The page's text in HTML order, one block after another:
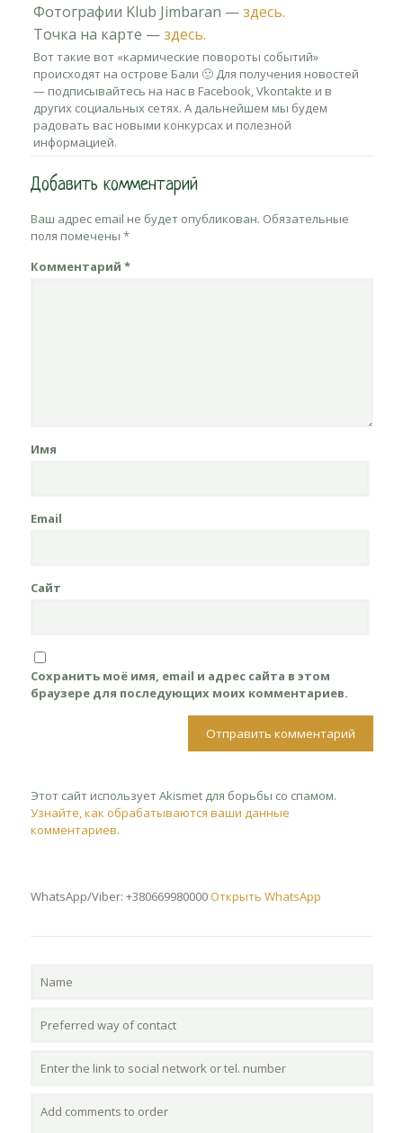
Фотографии Klub Jimbaran —здесь.
Точка на карте —здесь.
Вот такие вот «кармические повороты событий»
происходят на острове Бали 🙂 Для получения новостей
— подписывайтесь на нас в Facebook, Vkontakte и в
других социальных сетях. А дальнейшем мы будем
радовать вас новыми конкурсах и полезной
информацией.
Добавить комментарий
Ваш адрес email не будет опубликован. Обязательные
поля помечены *
Комментарий *
Имя
Email
Сайт
Сохранить моё имя, email и адрес сайта в этом
браузере для последующих моих комментариев.
Этот сайт использует Akismet для борьбы со спамом.
Узнайте, как обрабатываются ваши данные
комментариев.
WhatsApp/Viber: +380669980000 Открыть WhatsApp